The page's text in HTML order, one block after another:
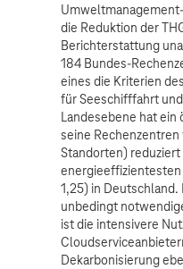
die Reduktion der
Berichterstattung
184 Bundes-
eines die Kriterien
für Seeschifffahrt
Landesebene hat
seine Rechenzentren
Standorten)
energieeffizientesten
1,25) in
unbedingt
ist die intensivere
Dekarbonisierung